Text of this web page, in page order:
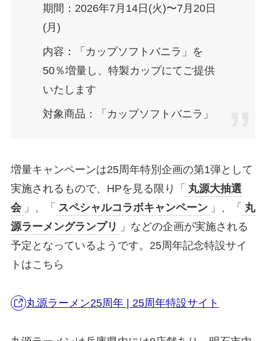
期間：2026年7月14日(火)〜7月20日
(月)
内容：「カップソフトバニラ」を
50％増量し、特製カップにてご提供
いたします
対象商品：「カップソフトバニラ」
増量キャンペーンは25周年特別企画の第1弾として
実施されるもので、HPを見る限り「 丸源大抽選
会 」、「 スペシャルコラボキャンペーン 」、「 丸
源ラーメングランプリ
」などの企画が実施される
予定となっているようです。25周年記念特設サイ
トはこちら
丸源ラーメン25周年 | 25周年特設サイト